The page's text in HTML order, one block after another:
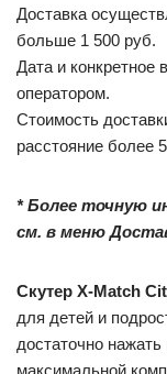
Доставка
больше 1 500 руб.
Дата и конкретное
оператором.
Стоимость
расстояние более
* Более точную
см. в меню
Скутер X-Match
для детей и
достаточно
максимальной